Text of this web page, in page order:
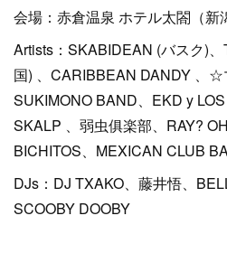
会場：赤倉温泉 ホテル太閤（新
Artists：SKABIDEAN (バスク)
国) 、CARIBBEAN DANDY 、☆
SUKIMONO BAND、EKD y
SKALP 、弱虫俱楽部、RAY?
BICHITOS、MEXICAN CLUB
DJs：DJ TXAKO、藤井悟、
SCOOBY DOOBY